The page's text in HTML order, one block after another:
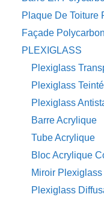
Plaque De Toiture
Façade
PLEXIGLASS
Plexiglass
Plexiglass Teinté
Plexiglass
Barre Acrylique
Tube Acrylique
Bloc Acrylique
Miroir Plexiglass
Plexiglass